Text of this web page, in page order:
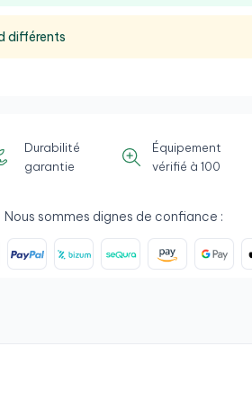
différents
Durabilité
garantie
Équipement
vérifié à 100
Nous sommes dignes de confiance :